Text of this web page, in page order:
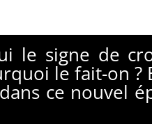
le signe de
le fait-on
ce nouvel